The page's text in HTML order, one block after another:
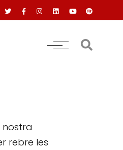
rebre les